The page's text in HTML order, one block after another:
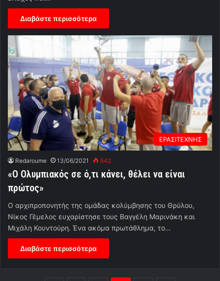
Διαβάστε περισσότερα
ΕΡΑΣΙΤΕΧΝΗΣ
Redaroume 13/06/2021 542
«Ο Ολυμπιακός σε ό,τι κάνει, θέλει να είναι
πρώτος»
Ο αρχιπροπονητής της ομάδας κολύμβησης του Θρύλου,
Νίκος Γέμελος ευχαρίστησε τους Βαγγέλη Μαρινάκη και
Μιχάλη Κουντούρη. Ένα ακόμα πρωτάθλημα, το…
Διαβάστε περισσότερα